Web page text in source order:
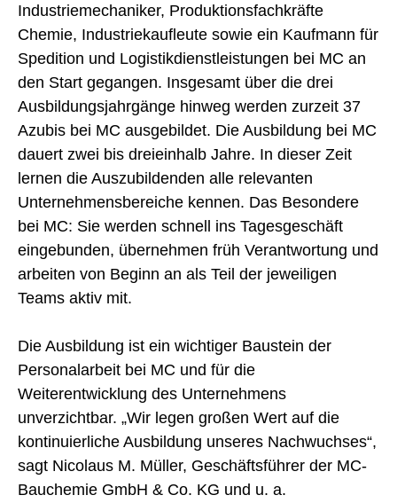
Industriemechaniker, Produktionsfachkräfte
Chemie, Industriekaufleute sowie ein Kaufmann für
Spedition und Logistikdienstleistungen bei MC an
den Start gegangen. Insgesamt über die drei
Ausbildungsjahrgänge hinweg werden zurzeit 37
Azubis bei MC ausgebildet. Die Ausbildung bei MC
dauert zwei bis dreieinhalb Jahre. In dieser Zeit
lernen die Auszubildenden alle relevanten
Unternehmensbereiche kennen. Das Besondere
bei MC: Sie werden schnell ins Tagesgeschäft
eingebunden, übernehmen früh Verantwortung und
arbeiten von Beginn an als Teil der jeweiligen
Teams aktiv mit.
Die Ausbildung ist ein wichtiger Baustein der
Personalarbeit bei MC und für die
Weiterentwicklung des Unternehmens
unverzichtbar. „Wir legen großen Wert auf die
kontinuierliche Ausbildung unseres Nachwuchses“,
sagt Nicolaus M. Müller, Geschäftsführer der MC-
Bauchemie GmbH & Co. KG und u. a.